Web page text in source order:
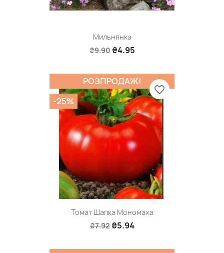
Мильнянка
₴9.90 ₴4.95
Томат Шапка Мономаха
₴7.92 ₴5.94
РОЗПРОДАЖ!
-25%
favorite_border